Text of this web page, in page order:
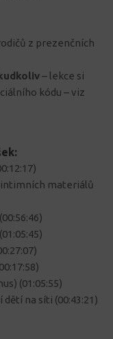
z prezenčních
– lekce si
kódu – viz
materiálů
(01:05:55)
na síti (00:43:21)